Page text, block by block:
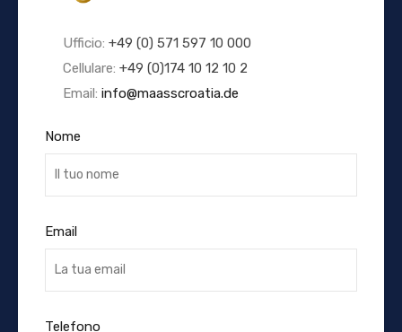
Ufficio: +49 (0) 571 597 10 000
Cellulare: +49 (0)174 10 12 10 2
Email: info@maasscroatia.de
Nome
Email
Telefono